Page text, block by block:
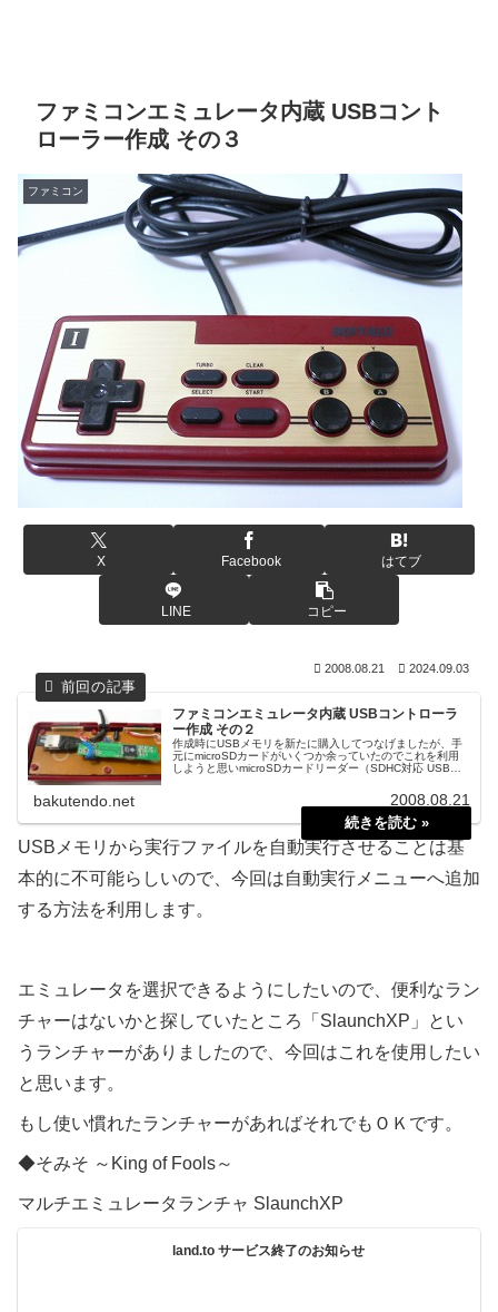
ファミコンエミュレータ内蔵 USBコント
ローラー作成 その３
ファミコン
X Facebook はてブ
LINE コピー
2008.08.21 2024.09.03
ファミコンエミュレータ内蔵 USBコントローラ
ー作成 その２
作成時にUSBメモリを新たに購入してつなげましたが、手
元にmicroSDカードがいくつか余っていたのでこれを利用
しようと思いmicroSDカードリーダー（SDHC対応 USB接
bakutendo.net 2008.08.21
USBメモリから実行ファイルを自動実行させることは基
本的に不可能らしいので、今回は自動実行メニューへ追加
する方法を利用します。
エミュレータを選択できるようにしたいので、便利なラン
チャーはないかと探していたところ
「SlaunchXP」とい
うランチャーがありましたので、今回はこれを使用したい
と思います。
もし使い慣れたランチャーがあればそれでもＯＫです。
◆そみそ ～King of Fools～
マルチエミュレータランチャ SlaunchXP
land.to サービス終了のお知らせ